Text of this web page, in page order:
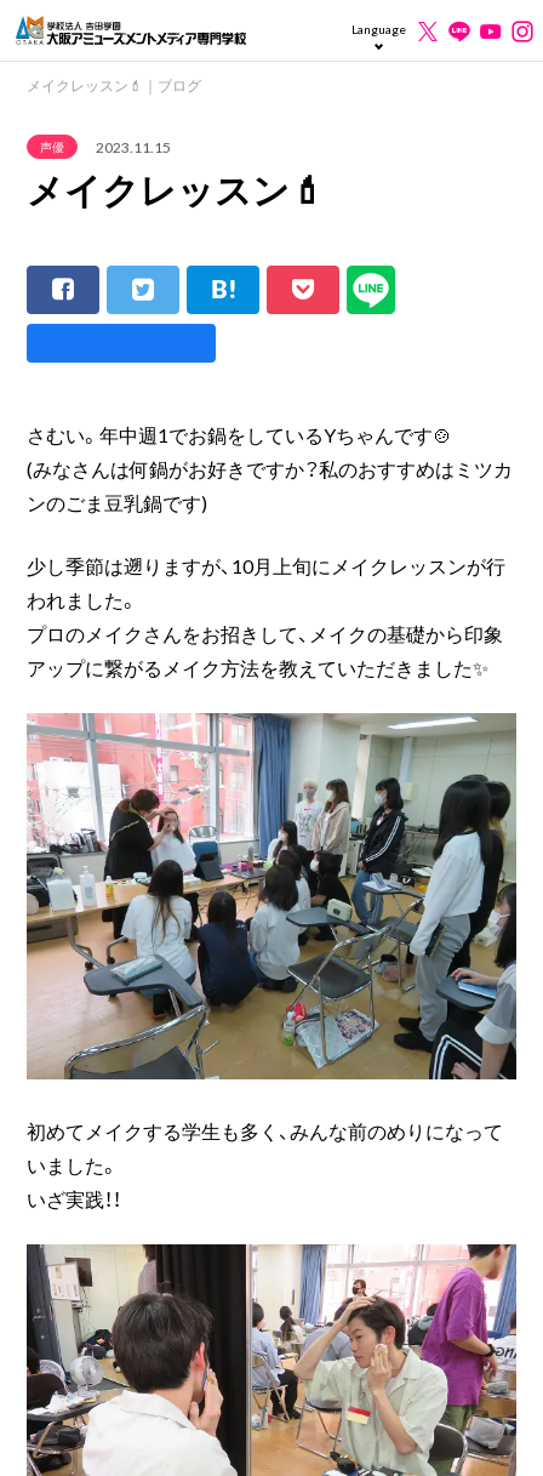
Language
メイクレッスン💄｜ブログ
声優 2023.11.15
メイクレッスン💄
さむい。年中週1でお鍋をしているYちゃんです🍲
(みなさんは何鍋がお好きですか？私のおすすめはミツカ
ンのごま豆乳鍋です)
少し季節は遡りますが、10月上旬にメイクレッスンが行
われました。
プロのメイクさんをお招きして、メイクの基礎から印象
アップに繋がるメイク方法を教えていただきました✨
初めてメイクする学生も多く、みんな前のめりになって
いました。
いざ実践！！